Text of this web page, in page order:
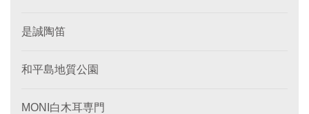
是誠陶笛
和平島地質公園
MONI白木耳専門